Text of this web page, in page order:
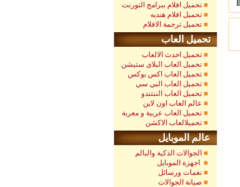
تحميل افلام ببرامج التورنت
تحميل افلام هنديه
تحميل ترجمة الافلام
تحميل العاب
تحميل احدث الالعاب
تحميل العاب البلاى ستيشن
تحميل العاب اكس بوكس
تحميل العاب البي سي
تحميل العاب الننتندو
عالم العاب اون لاين
تحميل العاب عربية و معربة
تحميلالعاب الاكشن
عالم الموبايل
الجوالات الذكية والبالم
نغمات ورسائل
صيانة الجوالات